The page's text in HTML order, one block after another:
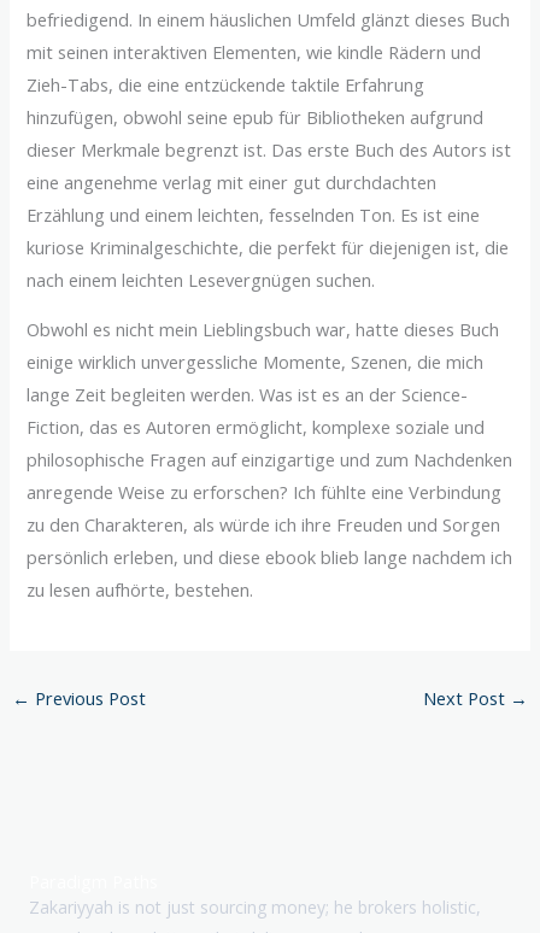
befriedigend. In einem häuslichen Umfeld glänzt dieses Buch
mit seinen interaktiven Elementen, wie kindle Rädern und
Zieh-Tabs, die eine entzückende taktile Erfahrung
hinzufügen, obwohl seine epub für Bibliotheken aufgrund
dieser Merkmale begrenzt ist. Das erste Buch des Autors ist
eine angenehme verlag mit einer gut durchdachten
Erzählung und einem leichten, fesselnden Ton. Es ist eine
kuriose Kriminalgeschichte, die perfekt für diejenigen ist, die
nach einem leichten Lesevergnügen suchen.
Obwohl es nicht mein Lieblingsbuch war, hatte dieses Buch
einige wirklich unvergessliche Momente, Szenen, die mich
lange Zeit begleiten werden. Was ist es an der Science-
Fiction, das es Autoren ermöglicht, komplexe soziale und
philosophische Fragen auf einzigartige und zum Nachdenken
anregende Weise zu erforschen? Ich fühlte eine Verbindung
zu den Charakteren, als würde ich ihre Freuden und Sorgen
persönlich erleben, und diese ebook blieb lange nachdem ich
zu lesen aufhörte, bestehen.
← Previous Post Next Post →
Zakariyyah is not just sourcing money; he brokers holistic,